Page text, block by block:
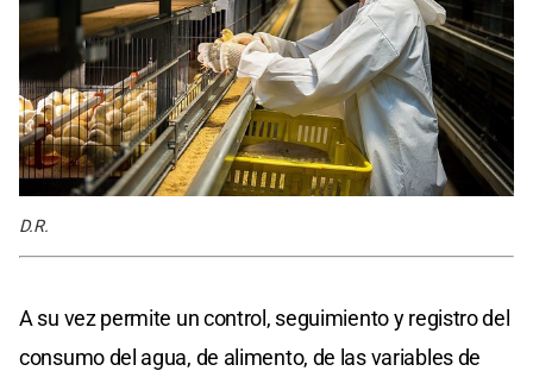
D.R.
A su vez permite un control, seguimiento y registro del
consumo del agua, de alimento, de las variables de